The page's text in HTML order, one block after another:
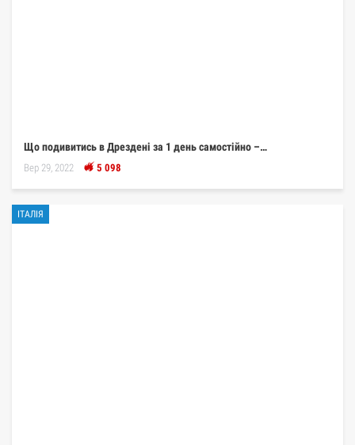
Що подивитись в Дрездені за 1 день самостійно –…
Вер 29, 2022 5 098
ІТАЛІЯ